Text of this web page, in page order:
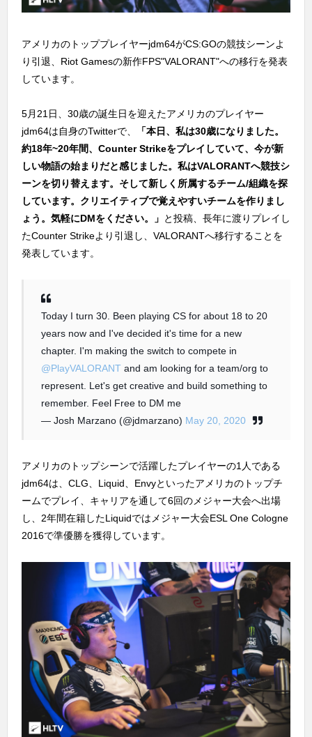
アメリカのトッププレイヤーjdm64がCS:GOの競技シーンよ
り引退、Riot Gamesの新作FPS"VALORANT"への移行を発表
しています。
5月21日、30歳の誕生日を迎えたアメリカのプレイヤー
jdm64は自身のTwitterで、
「本日、私は30歳になりました。
約18年~20年間、Counter Strikeをプレイしていて、今が新
しい物語の始まりだと感じました。私はVALORANTへ競技シ
ーンを切り替えます。そして新しく所属するチーム/組織を探
しています。クリエイティブで覚えやすいチームを作りまし
ょう。気軽にDMをください。」 と投稿、長年に渡りプレイし
たCounter Strikeより引退し、VALORANTへ移行することを
発表しています。
Today I turn 30. Been playing CS for about 18 to 20
years now and I've decided it's time for a new
chapter. I'm making the switch to compete in
@PlayVALORANT and am looking for a team/org to
represent. Let's get creative and build something to
remember. Feel Free to DM me
— Josh Marzano (@jdmarzano) May 20, 2020
アメリカのトップシーンで活躍したプレイヤーの1人である
jdm64は、CLG、Liquid、Envyといったアメリカのトップチ
ームでプレイ、キャリアを通して6回のメジャー大会へ出場
し、2年間在籍したLiquidではメジャー大会ESL One Cologne
2016で準優勝を獲得しています。